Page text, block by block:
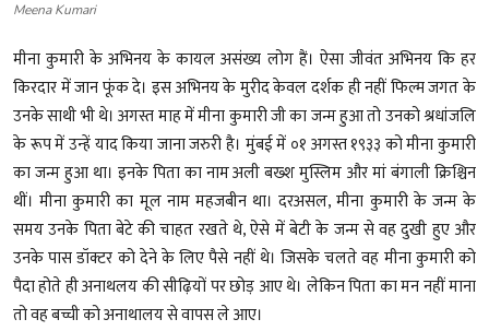
Meena Kumari
मीना कुमारी के अभिनय के कायल असंख्य लोग हैं। ऐसा जीवंत अभिनय कि हर
किरदार में जान फूंक दे। इस अभिनय के मुरीद केवल दर्शक ही नहीं फिल्म जगत के
उनके साथी भी थे। अगस्त माह में मीना कुमारी जी का जन्म हुआ तो उनको श्रधांजलि
के रूप में उन्हें याद किया जाना जरुरी है। मुंबई में ०१ अगस्त १९३३ को मीना कुमारी
का जन्म हुआ था। इनके पिता का नाम अली बख्श मुस्लिम और मां बंगाली क्रिश्चिन
थीं। मीना कुमारी का मूल नाम महजबीन था। दरअसल, मीना कुमारी के जन्म के
समय उनके पिता बेटे की चाहत रखते थे, ऐसे में बेटी के जन्म से वह दुखी हुए और
उनके पास डॉक्टर को देने के लिए पैसे नहीं थे। जिसके चलते वह मीना कुमारी को
पैदा होते ही अनाथलय की सीढ़ियों पर छोड़ आए थे। लेकिन पिता का मन नहीं माना
तो वह बच्ची को अनाथालय से वापस ले आए।